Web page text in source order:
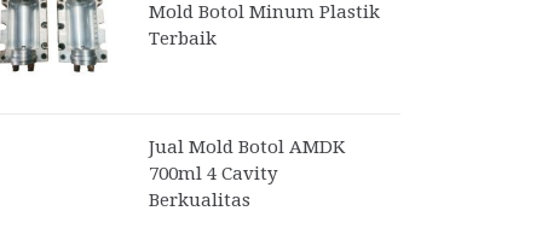
Mold Botol Minum Plastik
Terbaik
Jual Mold Botol AMDK
700ml 4 Cavity
Berkualitas